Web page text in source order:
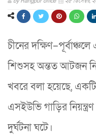
চীনের
শিশুসহ অন্তত আটজন
খবরে বলা হয়েছে,
এসইউভি গাড়ির
দুর্ঘটনা ঘটে।